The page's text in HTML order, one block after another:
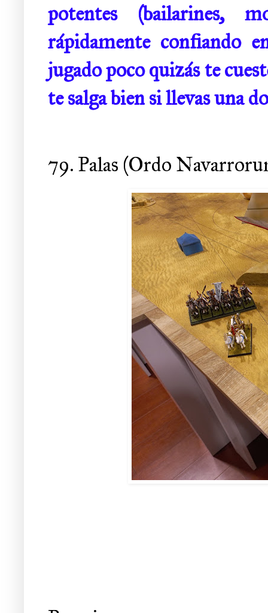
potentes (bailarines,
rápidamente confiando
jugado poco quizás te
te salga bien si llevas una
79. Palas (Ordo